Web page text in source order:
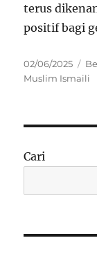
terus
positif bagi
Posted
on
02/06/2025
Muslim Ismaili
Cari